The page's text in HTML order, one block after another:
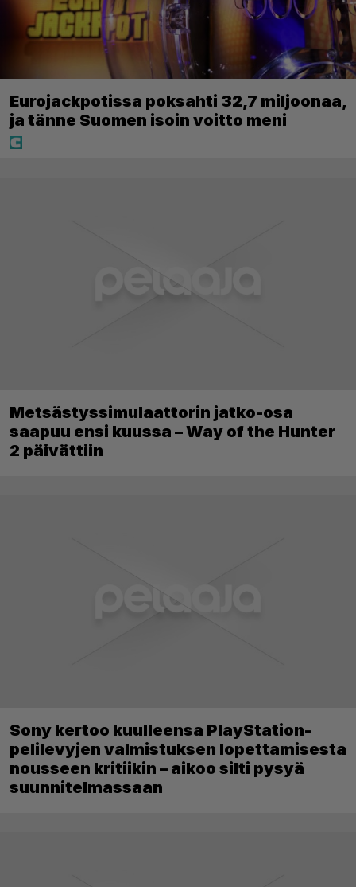
Eurojackpotissa poksahti 32,7 miljoonaa,
ja tänne Suomen isoin voitto meni
Metsästyssimulaattorin jatko-osa
saapuu ensi kuussa – Way of the Hunter
2 päivättiin
Sony kertoo kuulleensa PlayStation-
pelilevyjen valmistuksen lopettamisesta
nousseen kritiikin – aikoo silti pysyä
suunnitelmassaan